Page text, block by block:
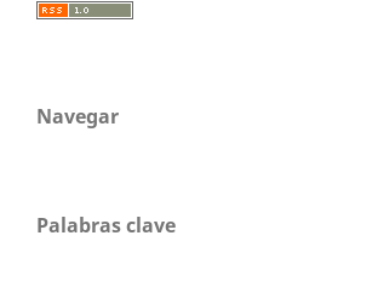
Navegar
Palabras clave